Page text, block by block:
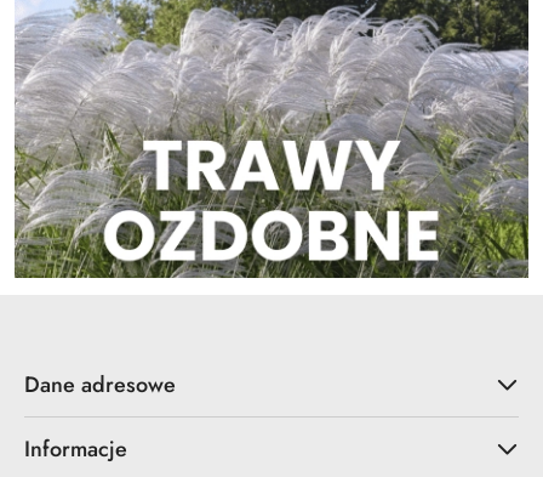
Dane adresowe
Informacje